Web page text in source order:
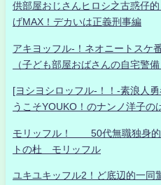
供部屋おじさんヒロシ之古惑仔
げMAX！デカいは正義刑事編
アキヨッフル-！ネオニートスケ
（子ども部屋おばさんの自宅警
[ヨシヨシロッフル-！！-素浪人
うこそYOUKO！のナンノ洋子の
モリッフル！ 50代無職独身的
トの杜 モリッフル
ユキユキッフル2！ど底辺的一同